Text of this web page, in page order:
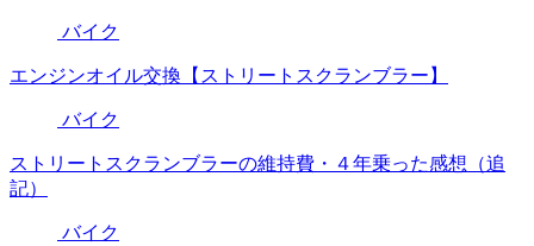
バイク
エンジンオイル交換【ストリートスクランブラー】
バイク
ストリートスクランブラーの維持費・４年乗った感想（追
記）
バイク